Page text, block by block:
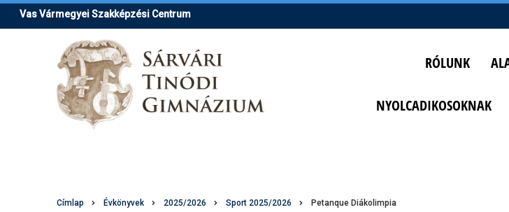
UgrásVas Vármegyei Szakképzési Centrum
RÓLUNK
NYOLCADIKOSOKNAK
Morzsa
Címlap Évkönyvek 2025/2026 Sport 2025/2026 Petanque Diákolimpia